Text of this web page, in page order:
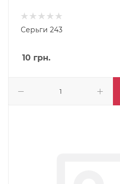
Серьги 243
10 грн.